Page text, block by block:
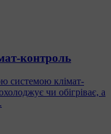
контроль
системою клімат-
чи обігріває, а